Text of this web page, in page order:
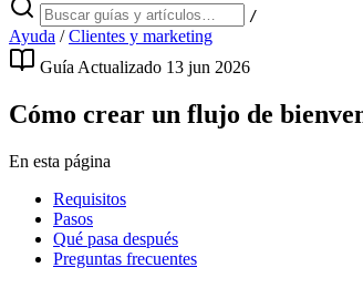
/
Ayuda / Clientes y marketing
Guía Actualizado 13 jun 2026
Cómo crear un flujo de
En esta página
Requisitos
Pasos
Qué pasa después
Preguntas frecuentes